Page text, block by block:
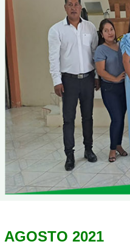
AGOSTO 2021